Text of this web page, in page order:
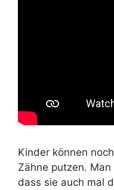
Kinder können
Zähne putzen.
dass sie auch mal